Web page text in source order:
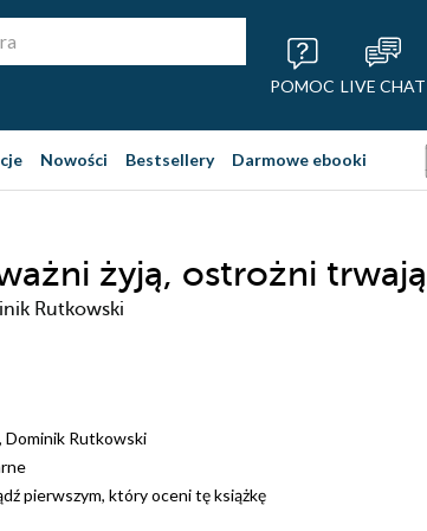
POMOC LIVE CHAT
Nowości Bestsellery Darmowe ebooki
żyją, ostrożni trwają
Rutkowski
, Dominik Rutkowski
pierwszym, który oceni tę książkę